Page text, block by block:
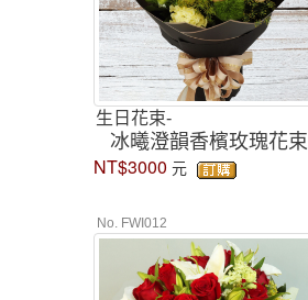
生日花束-
冰曦澄韻香檳玫瑰花束
NT$3000 元
No. FWI012